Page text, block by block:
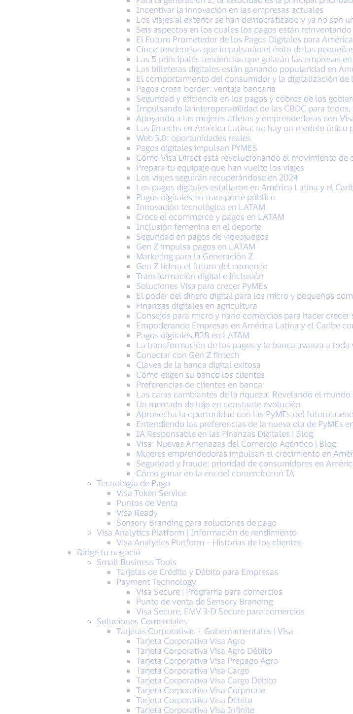
Incentivar la innovación en las empresas actuales
Los viajes al exterior se han democratizado y ya no son
Seis aspectos en los cuales los pagos están
El Futuro Prometedor de los Pagos Digitales para
Cinco tendencias que impulsarán el éxito de las
Las 5 principales tendencias que guiarán las empresas
Las billeteras digitales están ganando popularidad en
El comportamiento del consumidor y la digitalización de
Pagos cross-border: ventaja bancaria
Seguridad y eficiencia en los pagos y cobros de los
Impulsando la interoperabilidad de las CBDC para todos,
Apoyando a las mujeres atletas y emprendedoras con
Las fintechs en América Latina: no hay un modelo único
Web 3.0: oportunidades reales
Pagos digitales impulsan PYMES
Cómo Visa Direct está revolucionando el movimiento de
Prepara tu equipaje que han vuelto los viajes
Los viajes seguirán recuperándose en 2024
Los pagos digitales estallaron en América Latina y el
Pagos digitales en transporte público
Innovación tecnológica en LATAM
Crece el ecommerce y pagos en LATAM
Inclusión femenina en el deporte
Seguridad en pagos de videojuegos
Gen Z impulsa pagos en LATAM
Marketing para la Generación Z
Gen Z lidera el futuro del comercio
Transformación digital e inclusión
Soluciones Visa para crecer PyMEs
El poder del dinero digital para los micro y pequeños
Finanzas digitales en agricultura
Consejos para micro y nano comercios para hacer crecer
Empoderando Empresas en América Latina y el Caribe
Pagos digitales B2B en LATAM
La transformación de los pagos y la banca avanza a
Conectar con Gen Z fintech
Claves de la banca digital exitosa
Cómo eligen su banco los clientes
Preferencias de clientes en banca
Las caras cambiantes de la riqueza: Revelando el
Un mercado de lujo en constante evolución
Aprovecha la oportunidad con las PyMEs del futuro
Entendiendo las preferencias de la nueva ola de PyMEs
IA Responsable en las Finanzas Digitales | Blog
Visa: Nuevas Amenazas del Comercio Agéntico | Blog
Mujeres emprendedoras impulsan el crecimiento en
Seguridad y fraude: prioridad de consumidores en
Cómo ganar en la era del comercio con IA
Tecnología de Pago
Visa Token Service
Puntos de Venta
Visa Ready
Sensory Branding para soluciones de pago
Visa Analytics Platform | Información de rendimiento
Visa Analytics Platform – Historias de los clientes
Dirige tu negocio
Small Business Tools
Tarjetas de Crédito y Débito para Empresas
Payment Technology
Visa Secure | Programa para comercios
Punto de venta de Sensory Branding
Visa Secure, EMV 3-D Secure para comercios
Soluciones Comerciales
Tarjetas Corporativas + Gubernamentales | Visa
Tarjeta Corporativa Visa Agro
Tarjeta Corporativa Visa Agro Débito
Tarjeta Corporativa Visa Prepago Agro
Tarjeta Corporativa Visa Cargo
Tarjeta Corporativa Visa Cargo Débito
Tarjeta Corporativa Visa Corporate
Tarjeta Corporativa Visa Débito
Tarjeta Corporativa Visa Infinite